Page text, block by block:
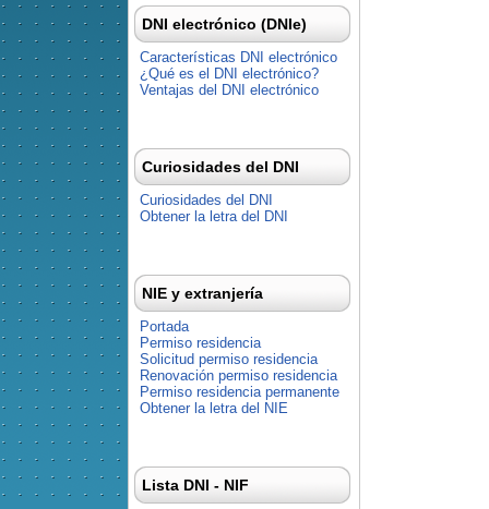
DNI electrónico (DNIe)
Características DNI electrónico
¿Qué es el DNI electrónico?
Ventajas del DNI electrónico
Curiosidades del DNI
Curiosidades del DNI
Obtener la letra del DNI
NIE y extranjería
Portada
Permiso residencia
Solicitud permiso residencia
Renovación permiso residencia
Permiso residencia permanente
Obtener la letra del NIE
Lista DNI - NIF